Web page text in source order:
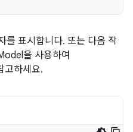
를 표시합니다. 또는 다음 작
을 사용하여
고하세요.